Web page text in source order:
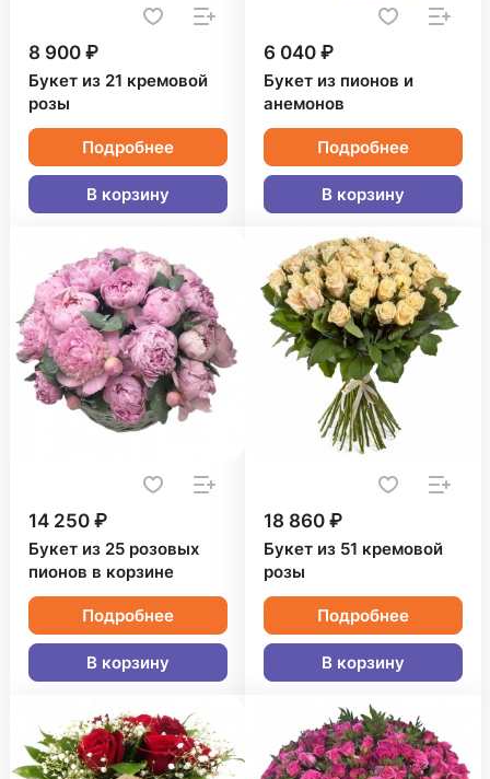
8 900 ₽
Букет из 21 кремовой
розы
Подробнее
В корзину
6 040 ₽
Букет из пионов и
анемонов
Подробнее
В корзину
14 250 ₽
Букет из 25 розовых
пионов в корзине
Подробнее
В корзину
18 860 ₽
Букет из 51 кремовой
розы
Подробнее
В корзину